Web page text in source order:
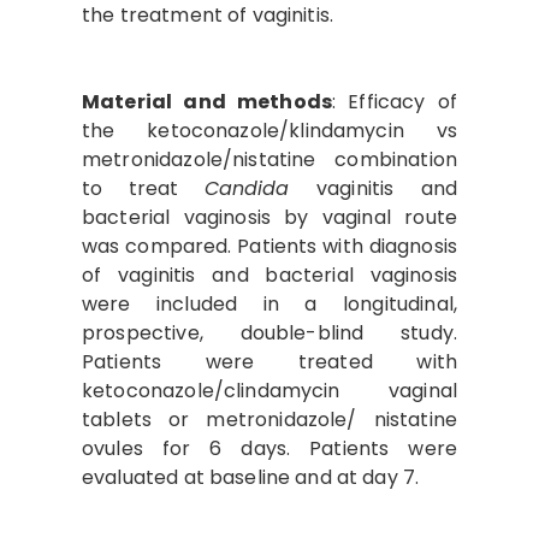
the treatment of vaginitis.
Material and methods: Efficacy of
the ketoconazole/klindamycin vs
metronidazole/nistatine combination
to treat Candida vaginitis
and
bacterial vaginosis by vaginal route
was compared. Patients with diagnosis
of vaginitis and bacterial vaginosis
were included in a longitudinal,
prospective, double-blind study.
Patients were treated with
ketoconazole/clindamycin vaginal
tablets or metronidazole/ nistatine
ovules for 6 days. Patients were
evaluated at baseline and at day 7.